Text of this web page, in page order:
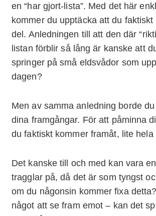
en “har gjort-lista”. Med det här
kommer du upptäcka att du
del. Anledningen till att den där
listan förblir så lång är kanske att
springer på små eldsvådor som
dagen?
Men av samma anledning borde
dina framgångar. För att påminna
du faktiskt kommer framåt, lite hela
Det kanske till och med kan vara
tragglar på, då det är som tyngst
om du någonsin kommer fixa
något att se fram emot – kan det